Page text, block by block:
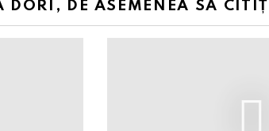
DORI, DE ASEMENEA SĂ CITIȚI